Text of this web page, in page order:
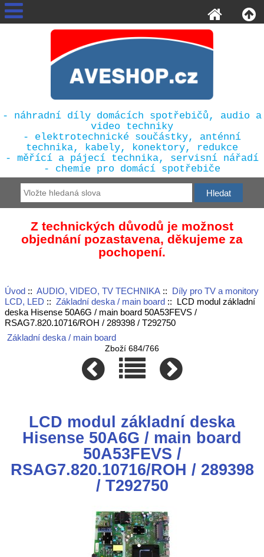
- náhradní díly domácích spotřebičů, audio a
video techniky
- elektrotechnické součástky, anténní
technika, kabely, konektory, redukce
- měřící a pájecí technika, servisní nářadí
- chemie pro domácí spotřebiče
Z technických důvodů je možnost
objednání pozastavena, děkujeme za
pochopení.
Úvod:: AUDIO, VIDEO, TV TECHNIKA:: Díly pro TV a monitory
LCD, LED :: Základní deska / main board:: LCD modul základní
deska Hisense 50A6G / main board 50A53FEVS /
RSAG7.820.10716/ROH / 289398 / T292750
Základní deska / main board
Zboží 684/766
LCD modul základní deska
Hisense 50A6G / main board
50A53FEVS /
RSAG7.820.10716/ROH / 289398
/ T292750